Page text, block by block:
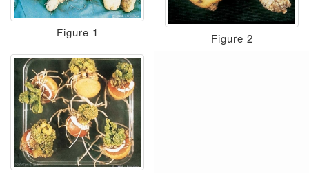
Figure 1 Figure 2